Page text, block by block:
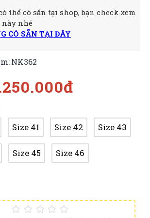
thể có sẵn tại shop, bạn check xem
này nhé
CÓ SẴN TẠI ĐÂY
NK362
Size 41 Size 42 Size 43
Size 45 Size 46